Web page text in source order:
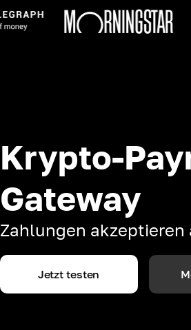
Krypto-
Gateway
Zahlungen akzeptieren
Jetzt testen